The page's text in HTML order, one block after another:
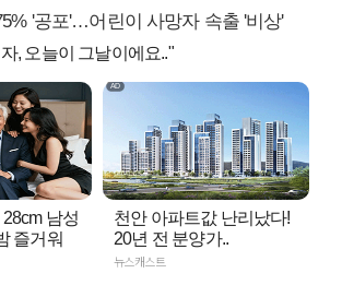
'공포'…어린이 사망자 속출 '비상'
, 오늘이 그날이에요.."
남성
즐거워
천안 아파트값 난리났다!
20년 전 분양가..
뉴스캐스트